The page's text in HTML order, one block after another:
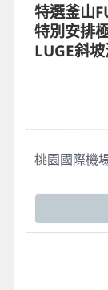
特選釜山
特別安排
LUGE斜
桃園國際機